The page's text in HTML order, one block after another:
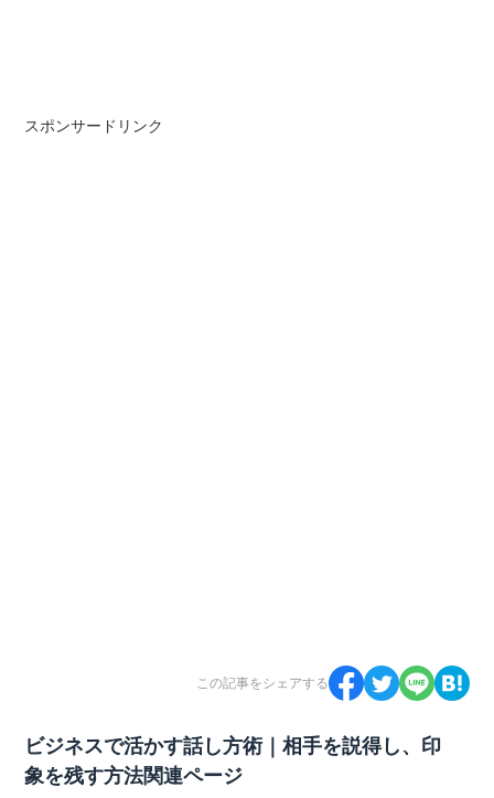
スポンサードリンク
この記事をシェアする
ビジネスで活かす話し方術｜相手を説得し、印
象を残す方法関連ページ